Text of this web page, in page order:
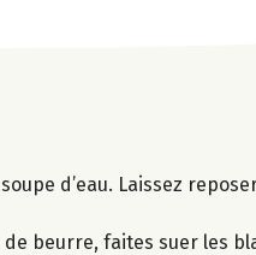
d’eau. Laissez
beurre, faites suer les